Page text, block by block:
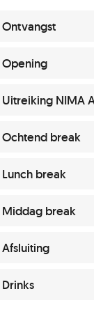
Ontvangst
Opening
Uitreiking NIMA
Ochtend break
Lunch break
Middag break
Afsluiting
Drinks